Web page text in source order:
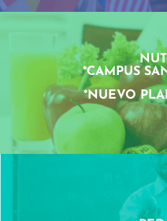
*CAMPUS
*NUEVO